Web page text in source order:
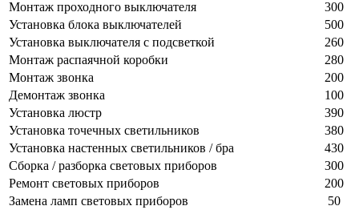
Монтаж проходного выключателя
300
Установка блока выключателей
500
Установка выключателя с подсветкой
260
Монтаж распаячной коробки
280
Монтаж звонка
200
Демонтаж звонка
100
Установка люстр
390
Установка точечных светильников
380
Установка настенных светильников / бра
430
Сборка / разборка световых приборов
300
Ремонт световых приборов
200
Замена ламп световых приборов
50